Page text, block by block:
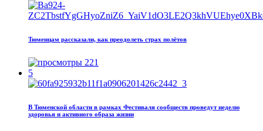
Тюменцам рассказали, как преодолеть страх полётов
221
5
В Тюменской области в рамках Фестиваля сообществ проведут неделю
здоровья и активного образа жизни